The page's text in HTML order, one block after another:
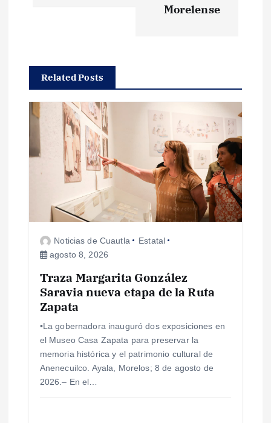
n
e
Morelense
Related Posts
Noticias de Cuautla
Estatal
agosto 8, 2026
Traza Margarita González
Saravia nueva etapa de la Ruta
Zapata
•La gobernadora inauguró dos exposiciones en
el Museo Casa Zapata para preservar la
memoria histórica y el patrimonio cultural de
Anenecuilco. Ayala, Morelos; 8 de agosto de
2026.– En el…